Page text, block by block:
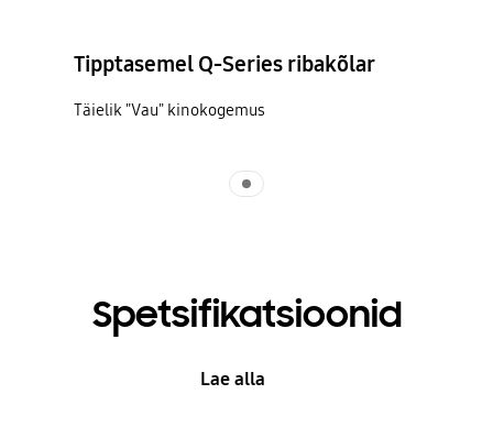
Tipptasemel Q-Series ribakõlar
Täielik "Vau" kinokogemus
Spetsifikatsioonid
Lae alla